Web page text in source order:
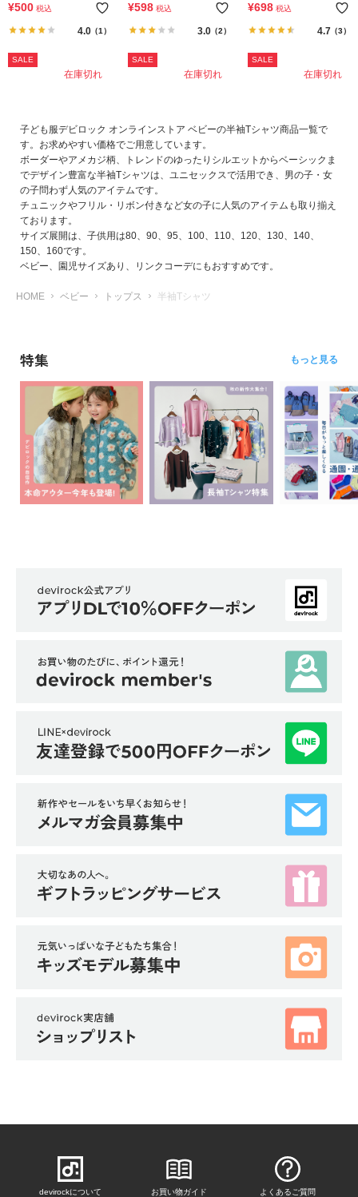
ト プリント半袖Tシャツ
¥500 税込
4.0（1）
SALE
在庫切れ
グシルエット 半袖Tシャツ
¥598 税込
3.0（2）
SALE
在庫切れ
¥698 税込
4.7（3）
SALE
在庫切れ
子ども服デビロック オンラインストア ベビーの半袖Tシャツ商品一覧で
す。お求めやすい価格でご用意しています。
ボーダーやアメカジ柄、トレンドのゆったりシルエットからベーシックま
でデザイン豊富な半袖Tシャツは、ユニセックスで活用でき、男の子・女
の子問わず人気のアイテムです。
チュニックやフリル・リボン付きなど女の子に人気のアイテムも取り揃え
ております。
サイズ展開は、子供用は80、90、95、100、110、120、130、140、
150、160です。
ベビー、園児サイズあり、リンクコーデにもおすすめです。
HOME ベビー トップス 半袖Tシャツ
特集 もっと見る
devirockについて お買い物ガイド よくあるご質問